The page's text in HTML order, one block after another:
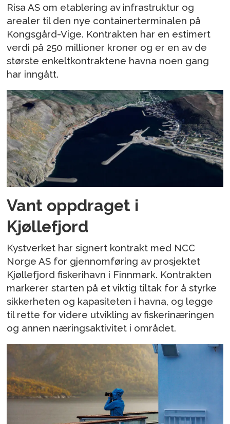
Risa AS om etablering av infrastruktur og
arealer til den nye containerterminalen på
Kongsgård-Vige. Kontrakten har en estimert
verdi på 250 millioner kroner og er en av de
største enkeltkontraktene havna noen gang
har inngått.
Vant oppdraget i
Kjøllefjord
Kystverket har signert kontrakt med NCC
Norge AS for gjennomføring av prosjektet
Kjøllefjord fiskerihavn i Finnmark. Kontrakten
markerer starten på et viktig tiltak for å styrke
sikkerheten og kapasiteten i havna, og legge
til rette for videre utvikling av fiskerinæringen
og annen næringsaktivitet i området.